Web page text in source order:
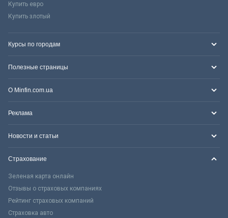
Купить евро
Купить злотый
Курсы по городам
Полезные страницы
О Minfin.com.ua
Реклама
Новости и статьи
Страхование
Зеленая карта онлайн
Отзывы о страховых компаниях
Рейтинг страховых компаний
Страховка авто